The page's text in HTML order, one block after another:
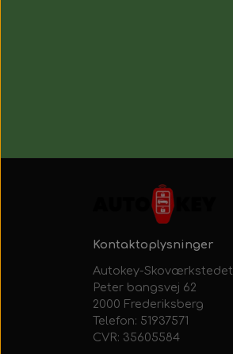
Kontaktoplysninger
Autokey-Skoværkstedet
Peter bangsvej 62
2000 Frederiksberg
Telefon: 51937571
CVR: 35605584